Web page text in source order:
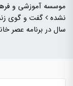
موسسه آموزشی و
نشده
گفت و گوی
سال در برنامه عصر